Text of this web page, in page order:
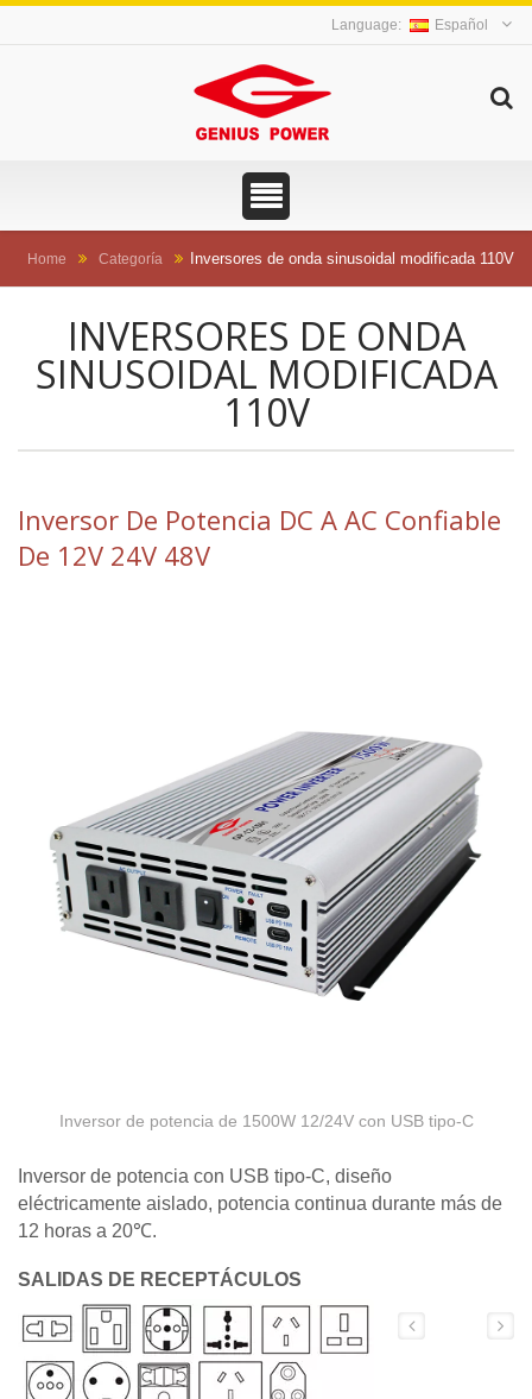
Español
Home Categoría Inversores de onda sinusoidal modificada 110V
INVERSORES DE ONDA
SINUSOIDAL MODIFICADA
110V
Inversor De Potencia DC A AC Confiable
De 12V 24V 48V
Inversor de potencia de 1500W 12/24V con USB tipo-C
Inversor de potencia con USB tipo-C, diseño
eléctricamente aislado, potencia continua durante más de
12 horas a 20℃.
SALIDAS DE RECEPTÁCULOS